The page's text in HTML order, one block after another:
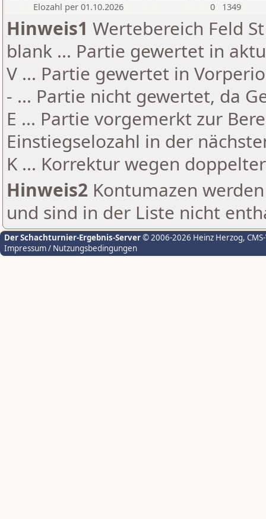
Elozahl per 01.10.2026
0 1349
Hinweis1 Wertebereich Feld
blank ... Partie gewertet in
V ... Partie gewertet in
- ... Partie nicht gewertet, da
E ... Partie vorgemerkt zur
Einstiegselozahl in der
K ... Korrektur wegen
Hinweis2 Kontumazen
und sind in der Liste nicht
Der Schachturnier-Ergebnis-Server© 2006-2026 Heinz Herzog,
Impressum / Nutzungsbedingungen